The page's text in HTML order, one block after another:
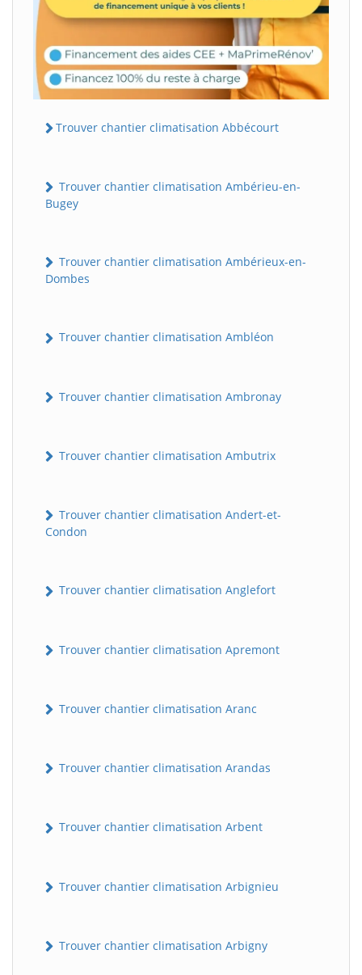
Trouver chantier climatisation Abbécourt
Trouver chantier climatisation Ambérieu-en-
Bugey
Trouver chantier climatisation Ambérieux-en-
Dombes
Trouver chantier climatisation Ambléon
Trouver chantier climatisation Ambronay
Trouver chantier climatisation Ambutrix
Trouver chantier climatisation Andert-et-
Condon
Trouver chantier climatisation Anglefort
Trouver chantier climatisation Apremont
Trouver chantier climatisation Aranc
Trouver chantier climatisation Arandas
Trouver chantier climatisation Arbent
Trouver chantier climatisation Arbignieu
Trouver chantier climatisation Arbigny